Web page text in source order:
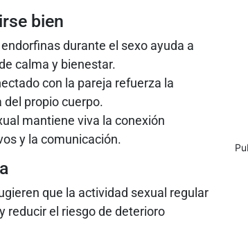
bien
durante el sexo ayuda a
calma y bienestar.
con la pareja refuerza la
propio cuerpo.
mantiene viva la conexión
y la comunicación.
que la actividad sexual regular
reducir el riesgo de deterioro